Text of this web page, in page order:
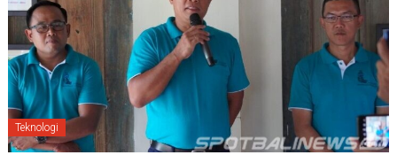
Teknologi